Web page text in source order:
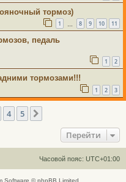
тормоз)
1 8 9 10 11
педаль
1 2
тормозами!!!
1 2 3
4 5
Перейти
Часовой пояс: UTC+01:00
Software © phpBB Limited